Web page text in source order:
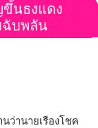
นธงแดง
ฉับพลัน
ว่านายเรืองโชค